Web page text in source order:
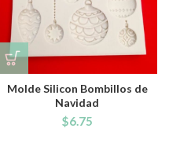
Molde Silicon Bombillos de
Navidad
$6.75